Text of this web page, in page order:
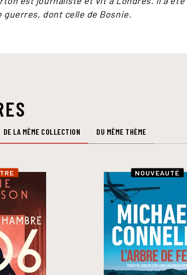
guerres, dont celle de Bosnie.
DE LA MÊME COLLECTION DU MÊME THÈME
NOUVEAUTÉ